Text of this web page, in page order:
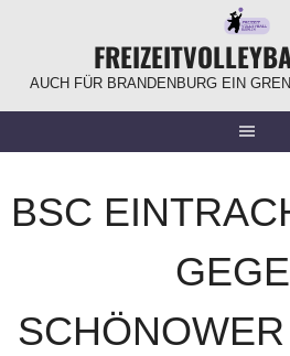
AUCH FÜR BRANDENBURG EIN
BSC